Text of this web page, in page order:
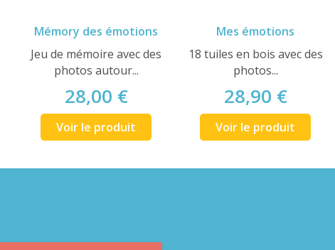
Mémory des émotions
Jeu de mémoire avec des
photos autour...
28,00 €
Voir le produit
Mes émotions
18 tuiles en bois avec des
photos...
28,90 €
Voir le produit